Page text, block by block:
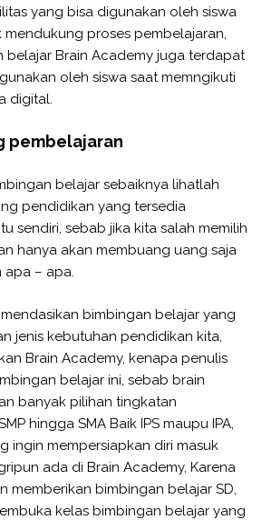
yang bisa digunakan oleh siswa
proses pembelajaran,
belajar Brain Academy juga terdapat
oleh siswa saat memngikuti
digital.
pembelajaran
belajar sebaiknya lihatlah
pendidikan yang tersedia
sendiri, sebab jika kita salah memilih
hanya akan membuang uang saja
– apa.
bimbingan belajar yang
jenis kebutuhan pendidikan kita,
Brain Academy, kenapa penulis
belajar ini, sebab brain
banyak pilihan tingkatan
hingga SMA Baik IPS maupu IPA,
ingin mempersiapkan diri masuk
ada di Brain Academy, Karena
memberikan bimbingan belajar SD,
kelas bimbingan belajar yang